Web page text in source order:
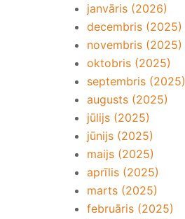
janvāris (2026)
decembris (2025)
novembris (2025)
oktobris (2025)
septembris (2025)
augusts (2025)
jūlijs (2025)
jūnijs (2025)
maijs (2025)
aprīlis (2025)
marts (2025)
februāris (2025)